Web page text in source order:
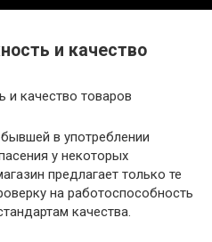
и качество
в употреблении
у некоторых
предлагает только те
на работоспособность
качества.